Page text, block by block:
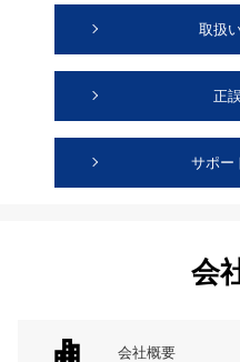
取扱
正
サポー
会
会社概要